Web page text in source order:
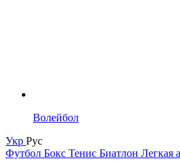
Волейбол
Укр Рус
Футбол Бокс Тенис Биатлон Легкая